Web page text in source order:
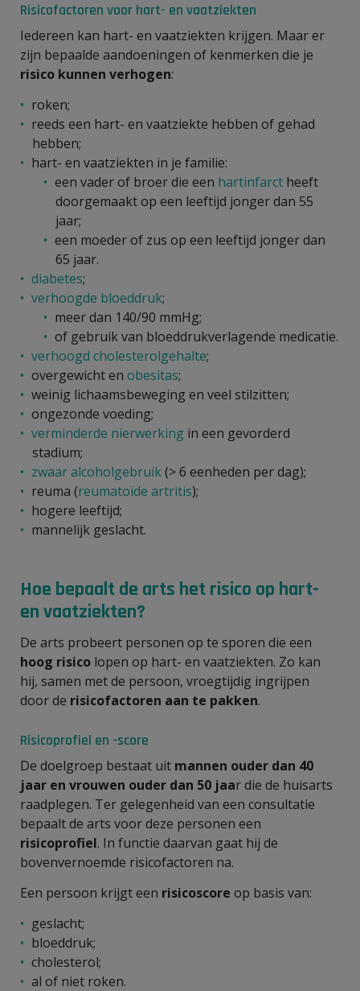
Risicofactoren voor hart- en vaatziekten
Iedereen kan hart- en vaatziekten krijgen. Maar er
zijn bepaalde aandoeningen of kenmerken die je
risico kunnen verhogen:
roken;
reeds een hart- en vaatziekte hebben of gehad
hebben;
hart- en vaatziekten in je familie:
een vader of broer die een hartinfarct heeft
doorgemaakt op een leeftijd jonger dan 55
jaar;
een moeder of zus op een leeftijd jonger dan
65 jaar.
diabetes;
verhoogde bloeddruk;
meer dan 140/90 mmHg;
of gebruik van bloeddrukverlagende medicatie.
verhoogd cholesterolgehalte;
overgewicht en obesitas;
weinig lichaamsbeweging en veel stilzitten;
ongezonde voeding;
verminderde nierwerking in een gevorderd
stadium;
zwaar alcoholgebruik(> 6 eenheden per dag);
reuma (reumatoïde artritis);
hogere leeftijd;
mannelijk geslacht.
Hoe bepaalt de arts het risico op hart-
en vaatziekten?
De arts probeert personen op te sporen die een
hoog risico lopen op hart- en vaatziekten. Zo kan
hij, samen met de persoon, vroegtijdig ingrijpen
door de risicofactoren aan te pakken.
Risicoprofiel en -score
De doelgroep bestaat uit mannen ouder dan 40
jaar en vrouwen ouder dan 50 jaar die de huisarts
raadplegen. Ter gelegenheid van een consultatie
bepaalt de arts voor deze personen een
risicoprofiel. In functie daarvan gaat hij de
bovenvernoemde risicofactoren na.
Een persoon krijgt een risicoscore op basis van:
geslacht;
bloeddruk;
cholesterol;
al of niet roken.